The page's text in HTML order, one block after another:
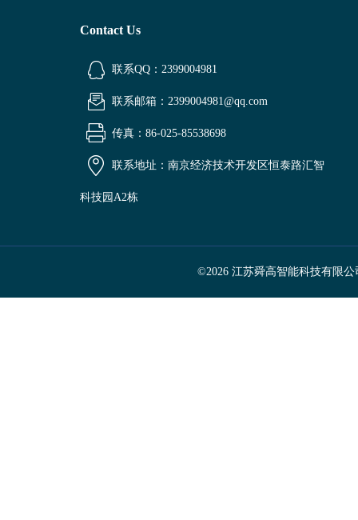
Contact Us
联系QQ：2399004981
联系邮箱：2399004981@qq.com
传真：86-025-85538698
联系地址：南京经济技术开发区恒泰路汇智
科技园A2栋
©2026 江苏舜高智能科技有限